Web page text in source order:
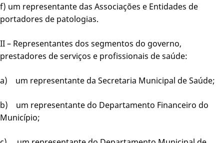
f) um representante das Associações e Entidades de
portadores de patologias.
II – Representantes dos segmentos do governo,
prestadores de serviços e profissionais de saúde:
a) um representante da Secretaria Municipal de Saúde;
b) um representante do Departamento Financeiro do
Município;